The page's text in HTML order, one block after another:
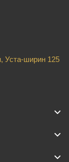
Уста-ширин 125